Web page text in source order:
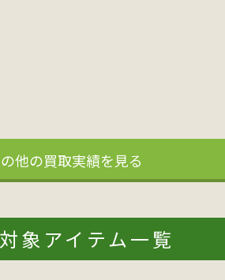
他の買取実績を見る
象アイテム一覧